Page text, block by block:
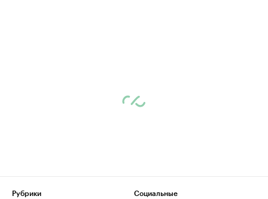
Рубрики
Социальные